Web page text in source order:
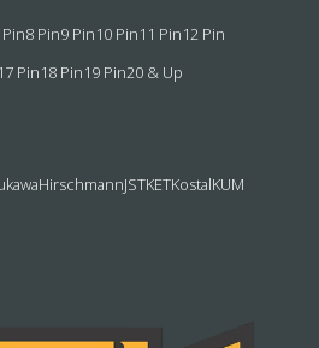
Pin8 Pin9 Pin10 Pin11 Pin12 Pin
17 Pin18 Pin19 Pin20 & Up
HirschmannJSTKETKostalKUM